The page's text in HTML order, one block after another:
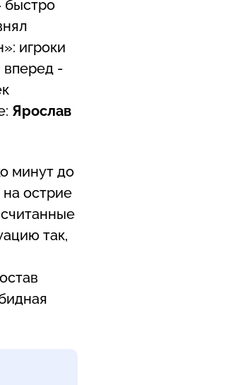
быстро
игроки
вперед -
Ярослав
минут до
на острие
так,